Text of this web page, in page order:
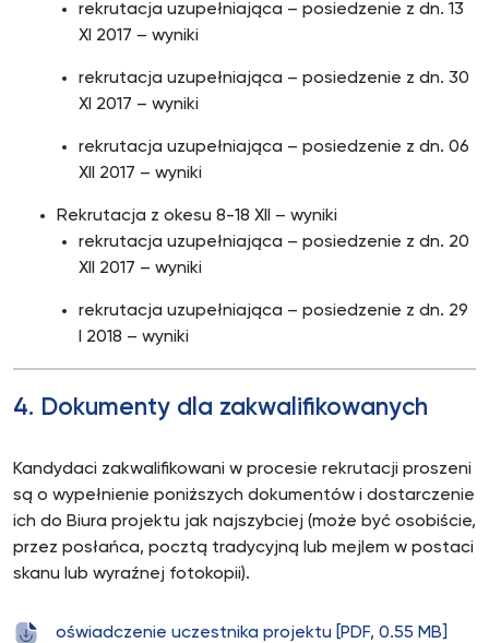
rekrutacja uzupełniająca – posiedzenie z dn. 13
XI 2017 – wyniki
rekrutacja uzupełniająca – posiedzenie z dn. 30
XI 2017 – wyniki
rekrutacja uzupełniająca – posiedzenie z dn. 06
XII 2017 – wyniki
Rekrutacja z okesu 8-18 XII – wyniki
rekrutacja uzupełniająca – posiedzenie z dn. 20
XII 2017 – wyniki
rekrutacja uzupełniająca – posiedzenie z dn. 29
I 2018 – wyniki
4. Dokumenty dla zakwalifikowanych
Kandydaci zakwalifikowani w procesie rekrutacji proszeni
są o wypełnienie poniższych dokumentów i dostarczenie
ich do Biura projektu jak najszybciej (może być osobiście,
przez posłańca, pocztą tradycyjną lub mejlem w postaci
skanu lub wyraźnej fotokopii).
oświadczenie uczestnika projektu [PDF, 0.55 MB]